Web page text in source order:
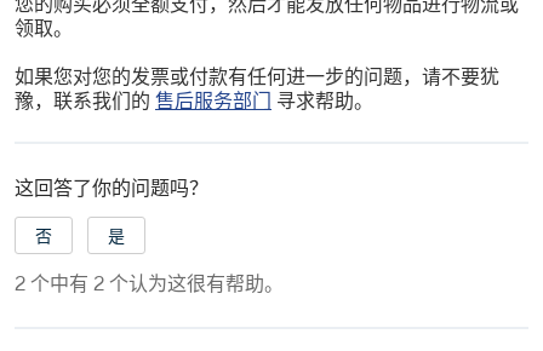
领取。
如果您对您的发票或付款有任何进一步的问题，请不要犹
豫，联系我们的 售后服务部门 寻求帮助。
这回答了你的问题吗？
否 是
2 个中有 2 个认为这很有帮助。